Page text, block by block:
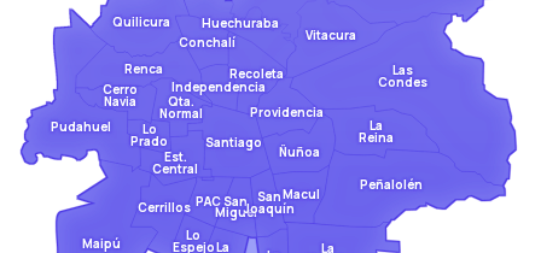
Maipú
Cerrillos
Est.
Central
Pudahuel Lo
Prado
Cerro
Navia
Santiago
Renca
Qta.
Normal
Recoleta
Independencia
Quilicura
Conchalí
La
Lo
Espejo
PACSan
Miguel
San
Joaquín
Providencia
Ñuñoa
La
Reina
Macul
La
Peñalolén
Las
Condes
Vitacura
Huechuraba